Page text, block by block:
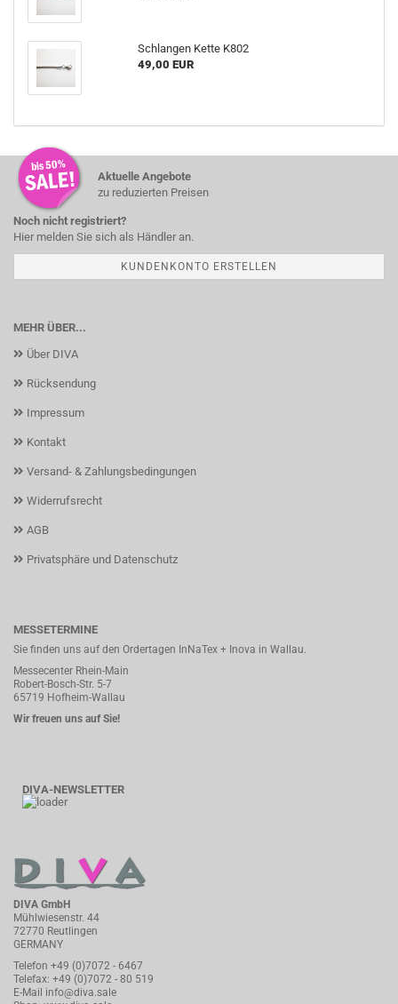
Schlan­gen Kette K802
49,00 EUR
Aktuelle Angebote
zu reduzierten Preisen
Noch nicht registriert?
Hier melden Sie sich als Händler an.
KUNDENKONTO ERSTELLEN
MEHR ÜBER...
Über DIVA
Rücksendung
Impressum
Kontakt
Versand- & Zahlungsbedingungen
Widerrufsrecht
AGB
Privatsphäre und Datenschutz
MESSETERMINE
Sie finden uns auf den Ordertagen InNaTex + Inova in Wallau.
Messecenter Rhein-Main
Robert-Bosch-Str. 5-7
65719 Hofheim-Wallau
Wir freuen uns auf Sie!
DIVA-NEWSLETTER
DIVA GmbH
Mühlwiesenstr. 44
72770 Reutlingen
GERMANY
Telefon +49 (0)7072 - 6467
Telefax: +49 (0)7072 - 80 519
E-Mail info@diva.sale